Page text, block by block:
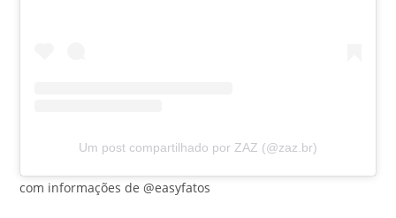
Um post compartilhado por ZAZ (@zaz.br)
com informações de @easyfatos